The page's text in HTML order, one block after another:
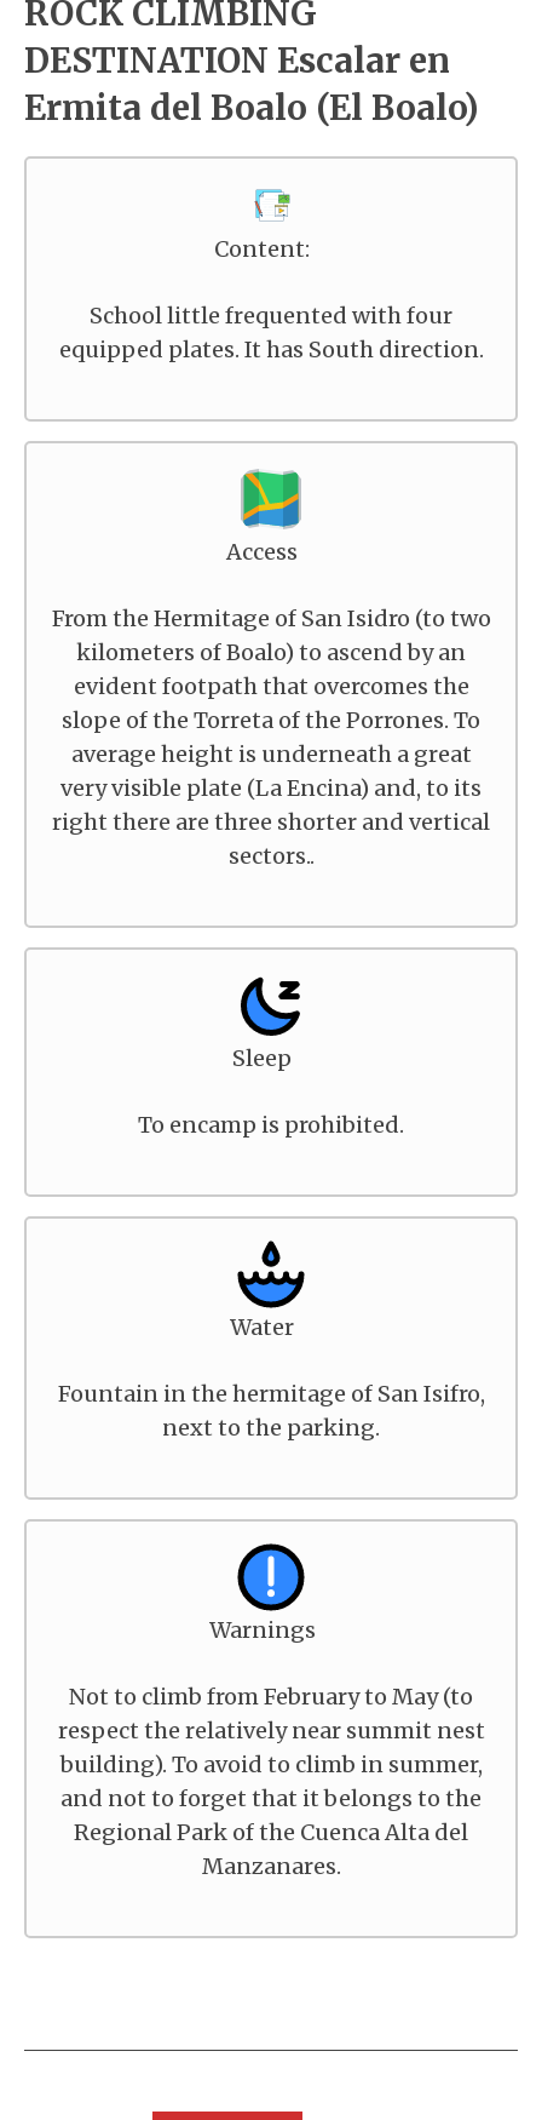
ROCK CLIMBING
DESTINATION Escalar en
Ermita del Boalo (El Boalo)
Content:
School little frequented with four
equipped plates. It has South direction.
Access
From the Hermitage of San Isidro (to two
kilometers of Boalo) to ascend by an
evident footpath that overcomes the
slope of the Torreta of the Porrones. To
average height is underneath a great
very visible plate (La Encina) and, to its
right there are three shorter and vertical
sectors..
Sleep
To encamp is prohibited.
Water
Fountain in the hermitage of San Isifro,
next to the parking.
Warnings
Not to climb from February to May (to
respect the relatively near summit nest
building). To avoid to climb in summer,
and not to forget that it belongs to the
Regional Park of the Cuenca Alta del
Manzanares.